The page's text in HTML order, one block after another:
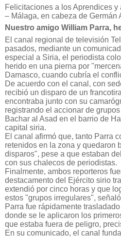
Felicitaciones a los Aprendices
– Málaga, en cabeza de Germán
Nuestro amigo William Parra,
El canal regional de televisión
pasados, mediante un
especial a Siria, el periodista
herido en una pierna por
Damasco, cuando cubría el
De acuerdo con el canal, con
recibió un disparo de un
encontraba junto con su
registrando el accionar de
Bachar al Asad en el barrio de
capital siria.
El canal afirmó que, tanto Parra
retenidos en la zona y quedaron
disparos", pese a que estaban
con sus chalecos de periodistas.
Finalmente, ambos reporteros
destacamento del Ejército sirio
extendió por cinco horas y que
estos "grupos irregulares",
Parra fue rápidamente
donde se le aplicaron los
que estaba fuera de peligro,
En su comunicado, el canal